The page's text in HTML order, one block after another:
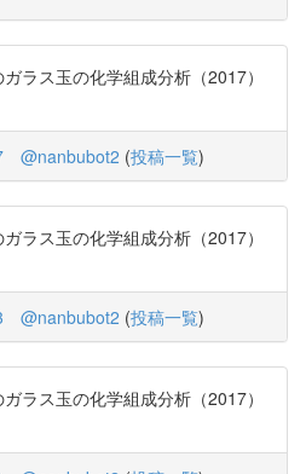
ラス玉の化学組成分析（2017）
@nanbubot2 (投稿一覧)
ラス玉の化学組成分析（2017）
@nanbubot2 (投稿一覧)
ラス玉の化学組成分析（2017）